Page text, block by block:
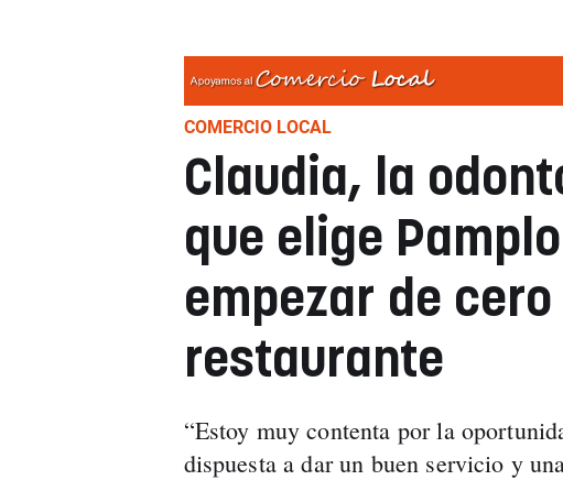
COMERCIO LOCAL
Claudia, la
que elige
empezar de
restaurante
“Estoy muy contenta por la
dispuesta a dar un buen servicio y